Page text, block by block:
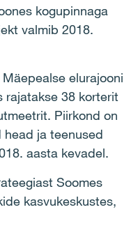
kogupinnaga
valmib 2018.
elurajooni
rajatakse 38 korterit
Piirkond on
ja teenused
aasta kevadel.
Soomes
kasvukeskustes,